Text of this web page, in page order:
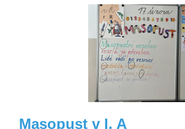
Masopust v I. A